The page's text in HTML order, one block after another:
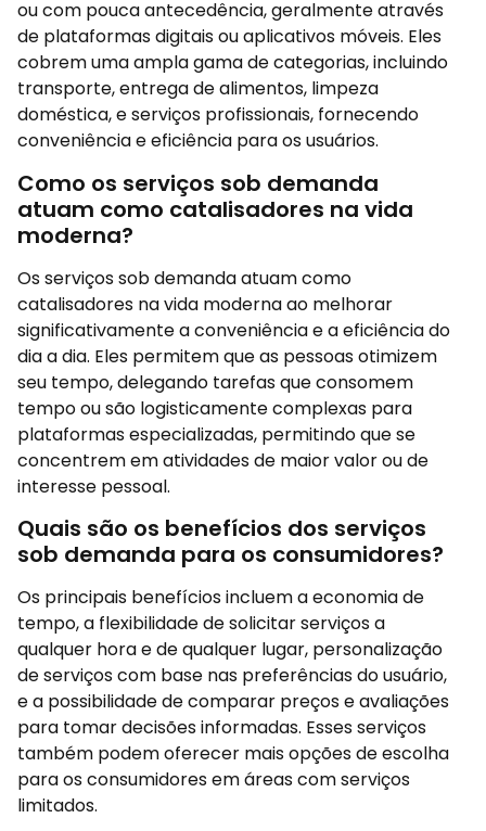
ou com pouca antecedência, geralmente através
de plataformas digitais ou aplicativos móveis. Eles
cobrem uma ampla gama de categorias, incluindo
transporte, entrega de alimentos, limpeza
doméstica, e serviços profissionais, fornecendo
conveniência e eficiência para os usuários.
Como os serviços sob demanda
atuam como catalisadores na vida
moderna?
Os serviços sob demanda atuam como
catalisadores na vida moderna ao melhorar
significativamente a conveniência e a eficiência do
dia a dia. Eles permitem que as pessoas otimizem
seu tempo, delegando tarefas que consomem
tempo ou são logisticamente complexas para
plataformas especializadas, permitindo que se
concentrem em atividades de maior valor ou de
interesse pessoal.
Quais são os benefícios dos serviços
sob demanda para os consumidores?
Os principais benefícios incluem a economia de
tempo, a flexibilidade de solicitar serviços a
qualquer hora e de qualquer lugar, personalização
de serviços com base nas preferências do usuário,
e a possibilidade de comparar preços e avaliações
para tomar decisões informadas. Esses serviços
também podem oferecer mais opções de escolha
para os consumidores em áreas com serviços
limitados.